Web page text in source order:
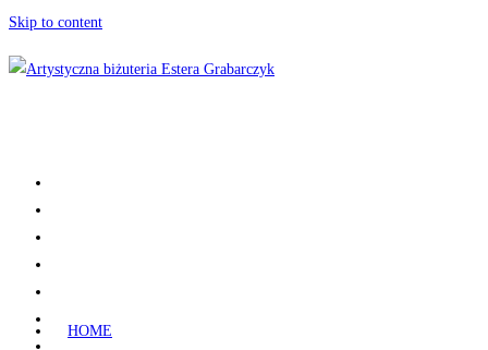
Skip to content
HOME